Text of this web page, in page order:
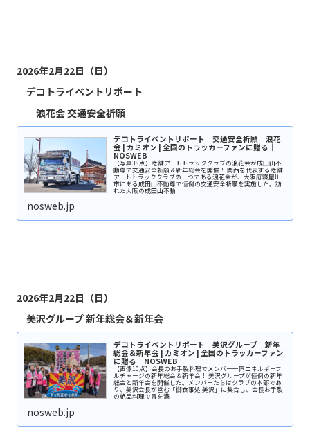
2026年2月22日（日）
デコトライベントリポート
浪花会交通安全祈願
デコトライベントリポート 交通安全祈願 浪花
会 | カミオン | 全国のトラッカーファンに贈る｜
NOSWEB
【写真38点】老舗アートトラッククラブの浪花会が成田山不
動尊で交通安全祈願＆新年総会を開催！ 関西を代表する老舗
アートトラッククラブの一つである浪花会が、大阪府寝屋川
市にある成田山不動尊で恒例の交通安全祈願を実施した。訪
れた大阪の成田山不動
nosweb.jp
2026年2月22日（日）
美沢グループ 新年総会＆新年会
デコトライベントリポート 美沢グループ 新年
総会＆新年会 | カミオン | 全国のトラッカーファン
に贈る｜NOSWEB
【画像10点】会長のお手製料理でメンバー一同エネルギーフ
ルチャージの新年総会＆新年会！ 美沢グループが恒例の新年
総会と新年会を開催した。メンバーたちはクラブの本部であ
り、美沢会長が営む「御食事処 美沢」に集合し、会長お手製
の絶品料理で胃を満
nosweb.jp